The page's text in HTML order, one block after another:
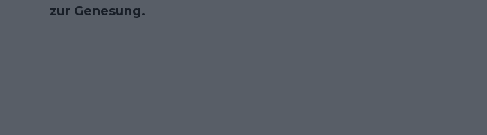
zur Genesung.